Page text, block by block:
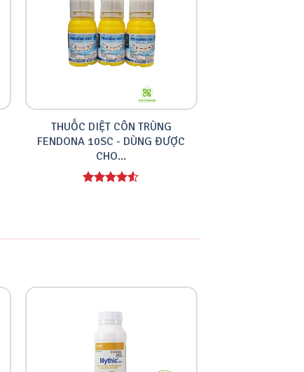
THUỐC DIỆT CÔN TRÙNG
FENDONA 10SC - DÙNG ĐƯỢC
CHO...